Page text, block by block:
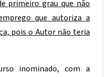
primeiro grau que não
que autoriza a
pois o Autor não teria
inominado, com a